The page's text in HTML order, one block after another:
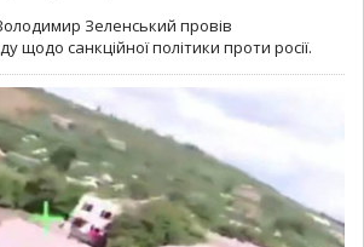
Зеленський провів
щодо санкційної політики проти росії.